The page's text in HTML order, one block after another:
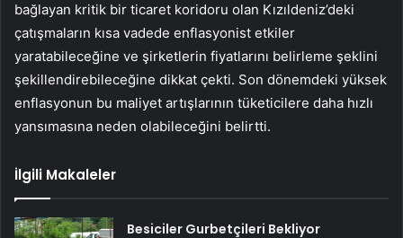
bağlayan kritik bir ticaret koridoru olan Kızıldeniz’deki
çatışmaların kısa vadede enflasyonist etkiler
yaratabileceğine ve şirketlerin fiyatlarını belirleme şeklini
şekillendirebileceğine dikkat çekti. Son dönemdeki yüksek
enflasyonun bu maliyet artışlarının tüketicilere daha hızlı
yansımasına neden olabileceğini belirtti.
İlgili Makaleler
Besiciler Gurbetçileri Bekliyor